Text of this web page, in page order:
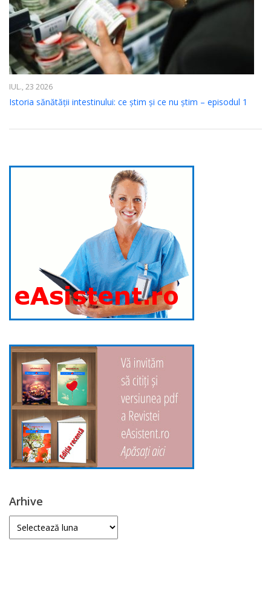
IUL., 23 2026
Istoria sănătății intestinului: ce știm și ce nu știm – episodul 1
Arhive
Arhive